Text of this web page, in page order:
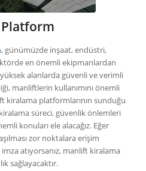
, günümüzde inşaat, endüstri,
en önemli ekipmanlardan
alanlarda güvenli ve verimli
manliftlerin kullanımını önemli
kiralama platformlarının sunduğu
süreci, güvenlik önlemleri
konuları ele alacağız. Eğer
zor noktalara erişim
atıyorsanız, manlift kiralama
sağlayacaktır.